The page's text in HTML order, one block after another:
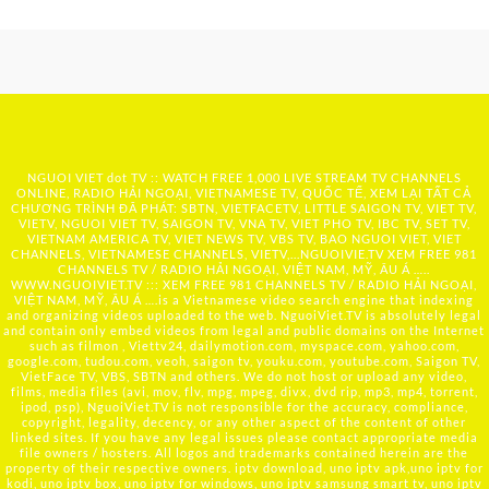
NGUOI VIET dot TV :: WATCH FREE 1,000 LIVE STREAM TV CHANNELS
ONLINE, RADIO HẢI NGOẠI, VIETNAMESE TV, QUỐC TẾ, XEM LẠI TẤT CẢ
CHƯƠNG TRÌNH ĐÃ PHÁT: SBTN, VIETFACETV, LITTLE SAIGON TV, VIET TV,
VIETV, NGUOI VIET TV, SAIGON TV, VNA TV, VIET PHO TV, IBC TV, SET TV,
VIETNAM AMERICA TV, VIET NEWS TV, VBS TV, BAO NGUOI VIET, VIET
CHANNELS, VIETNAMESE CHANNELS, VIETV,... NGUOIVIE.TV XEM FREE 981
CHANNELS TV / RADIO HẢI NGOẠI, VIỆT NAM, MỸ, ÂU Á …..
WWW.NGUOIVIET.TV ::: XEM FREE 981 CHANNELS TV / RADIO HẢI NGOẠI,
VIỆT NAM, MỸ, ÂU Á ….is a Vietnamese video search engine that indexing
and organizing videos uploaded to the web. NguoiViet.TV is absolutely legal
and contain only embed videos from legal and public domains on the Internet
such as filmon , Viettv24, dailymotion.com, myspace.com, yahoo.com,
google.com, tudou.com, veoh, saigon tv, youku.com, youtube.com, Saigon TV,
VietFace TV, VBS, SBTN and others. We do not host or upload any video,
films, media files (avi, mov, flv, mpg, mpeg, divx, dvd rip, mp3, mp4, torrent,
ipod, psp), NguoiViet.TV is not responsible for the accuracy, compliance,
copyright, legality, decency, or any other aspect of the content of other
linked sites. If you have any legal issues please contact appropriate media
file owners / hosters. All logos and trademarks contained herein are the
property of their respective owners. iptv download, uno iptv apk,uno iptv for
kodi, uno iptv box, uno iptv for windows, uno iptv samsung smart tv, uno iptv